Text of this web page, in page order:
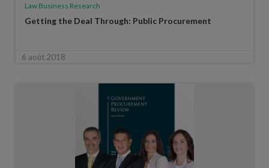
Law Business Research
Getting the Deal Through: Public Procurement
6 août 2018